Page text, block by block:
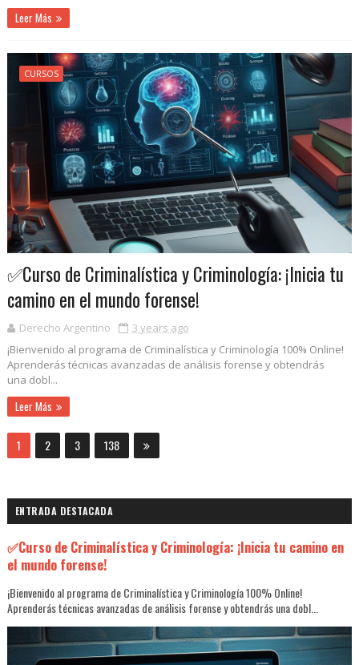
Leer Más
CURSOS
✅Curso de Criminalística y Criminología: ¡Inicia tu
camino en el mundo forense!
Derecho Argentino
3 years ago
¡Bienvenido al programa de Criminalística y Criminología 100% Online!
Aprenderás técnicas avanzadas de análisis forense y obtendrás
una dobl...
Leer Más
1 2 3 138
ENTRADA DESTACADA
✅Curso de Criminalística y Criminología: ¡Inicia tu camino en
el mundo forense!
¡Bienvenido al programa de Criminalística y Criminología 100% Online!
Aprenderás técnicas avanzadas de análisis forense y obtendrás una dobl...